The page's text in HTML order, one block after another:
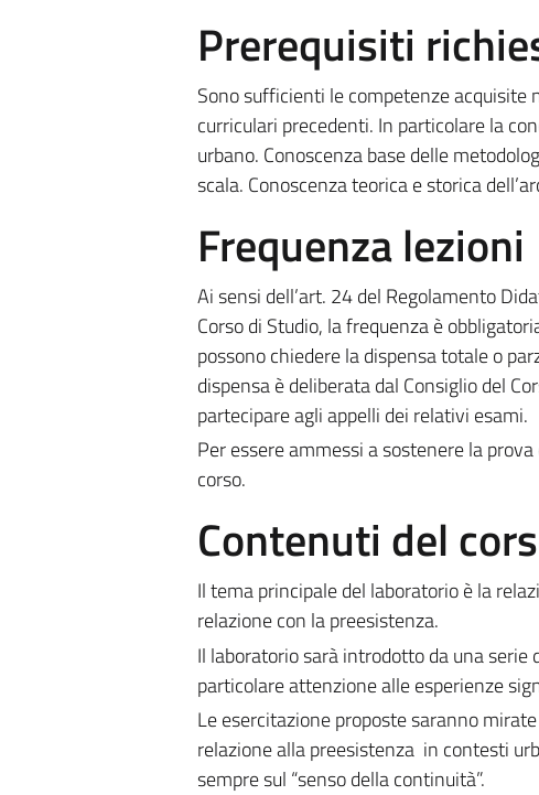
Prerequisiti
Sono sufficienti le competenze
curriculari precedenti. In particolare la
urbano. Conoscenza base delle
scala. Conoscenza teorica e storica
Frequenza lezioni
Ai sensi dell’art. 24 del Regolamento
Corso di Studio, la frequenza è
possono chiedere la dispensa totale o
dispensa è deliberata dal Consiglio del
partecipare agli appelli dei relativi esami.
Per essere ammessi a sostenere la
corso.
Contenuti del
Il tema principale del laboratorio è la
relazione con la preesistenza.
Il laboratorio sarà introdotto da una
particolare attenzione alle esperienze
Le esercitazione proposte saranno
relazione alla preesistenza in contesti
sempre sul “senso della continuità”.